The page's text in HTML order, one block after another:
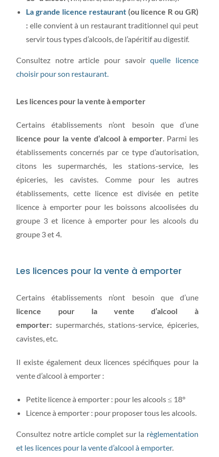
La grande licence restaurant(ou licence R ou GR)
:elle convient à un restaurant traditionnel qui peut
servir tous types d’alcools, de l’apéritif au digestif.
Consultez notre article pour savoirquelle licence
choisir pour son restaurant.
Les licences pour la vente à emporter
Certains établissements n’ont besoin que d’une
licence pour la vente d’alcool à emporter. Parmi les
établissements concernés par ce type d’autorisation,
citons les supermarchés, les stations-service, les
épiceries, les cavistes. Comme pour les autres
établissements, cette licence est divisée en petite
licence à emporter pour les boissons alcoolisées du
groupe 3 et licence à emporter pour les alcools du
groupe 3 et 4.
Les licences pour la vente à emporter
Certains établissements n’ont besoin que d’une
licence pour la vente d’alcool à
emporter: supermarchés, stations-service, épiceries,
cavistes, etc.
Il existe également deux licences spécifiques pour la
vente d’alcool à emporter :
Petite licence à emporter : pour les alcools ≤ 18°
Licence à emporter : pour proposer tous les alcools.
Consultez notre article complet sur la règlementation
et les licences pour la vente d’alcool à emporter.